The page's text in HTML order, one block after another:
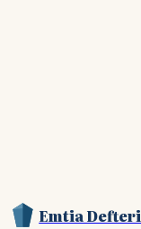
Emtia Defteri